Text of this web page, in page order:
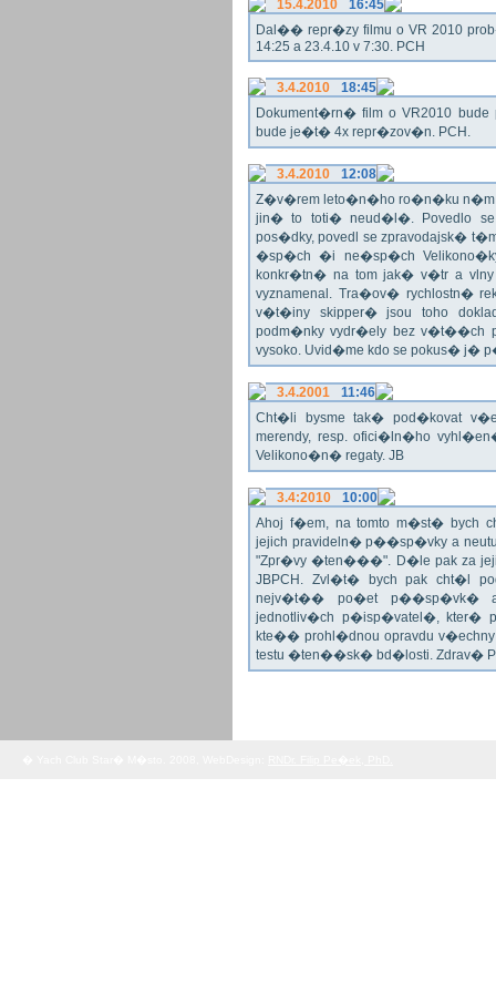
15.4.2010
16:45
Dal�� repr�zy filmu o VR 2010
14:25 a 23.4.10 v 7:30. PCH
3.4.2010
18:45
Dokument�rn� film o VR2010
bude je�t� 4x repr�zov�n. PCH.
3.4.2010
12:08
Z�v�rem leto�n�ho ro�n�ku n�m
jin� to toti� neud�l�. Povedlo
pos�dky, povedl se zpravodajsk�
�sp�ch �i ne�sp�ch
konkr�tn� na tom jak� v�tr a
vyznamenal. Tra�ov� rychlostn�
v�t�iny skipper� jsou toho
podm�nky vydr�ely bez v�t��ch
vysoko. Uvid�me kdo se pokus� j�
3.4.2001
11:46
Cht�li bysme tak� pod�kovat
merendy, resp. ofici�ln�ho
Velikono�n� regaty. JB
3.4:2010
10:00
Ahoj f�em, na tomto m�st� bych
jejich pravideln� p��sp�vky a
"Zpr�vy �ten���". D�le pak za
JBPCH. Zvl�t� bych pak cht�l
nejv�t�� po�et p��sp�vk�
jednotliv�ch p�isp�vatel�, kter�
kte�� prohl�dnou opravdu
testu �ten��sk� bd�losti. Zdrav�